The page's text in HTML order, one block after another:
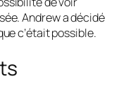
Andrew a décidé
c’était possible.